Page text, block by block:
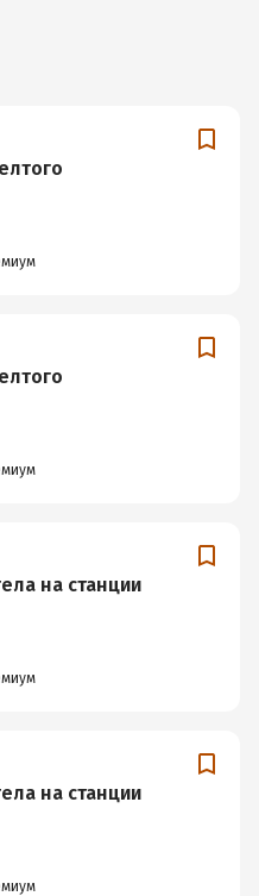
на станции
на станции